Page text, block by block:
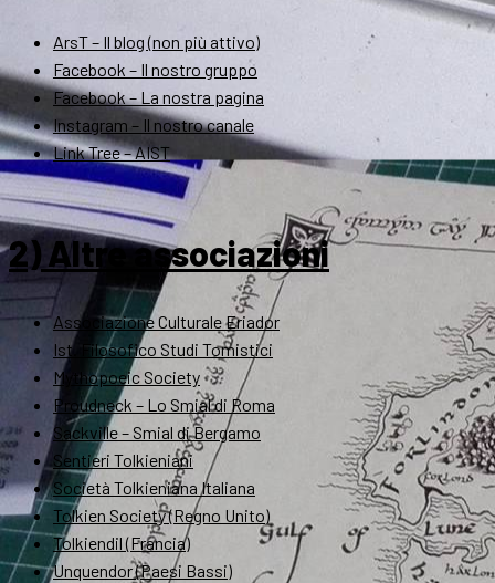
ArsT – Il blog (non più attivo)
Facebook – Il nostro gruppo
Facebook – La nostra pagina
Instagram – Il nostro canale
Link Tree – AIST
2) Altre associazioni
Associazione Culturale Eriador
Ist. Filosofico Studi Tomistici
Mythopoeic Society
Proudneck – Lo Smial di Roma
Sackville – Smial di Bergamo
Sentieri Tolkieniani
Società Tolkieniana Italiana
Tolkien Society (Regno Unito)
Tolkiendil (Francia)
Unquendor (Paesi Bassi)